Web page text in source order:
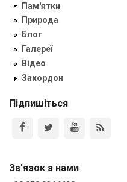
Пам'ятки
Природа
Блог
Галереї
Відео
Закордон
Підпишіться
Зв'язок з нами